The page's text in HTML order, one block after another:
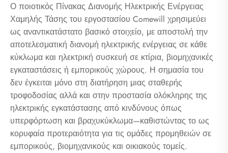
Ο ποιοτικός Πίνακας Διανομής Ηλεκτρικής Ενέργειας
Χαμηλής Τάσης του εργοστασίου Comewill χρησιμεύει
ως αναντικατάστατο βασικό στοιχείο, με αποστολή την
αποτελεσματική διανομή ηλεκτρικής ενέργειας σε κάθε
κύκλωμα και ηλεκτρική συσκευή σε κτίρια, βιομηχανικές
εγκαταστάσεις ή εμπορικούς χώρους. Η σημασία του
δεν έγκειται μόνο στη διατήρηση μιας σταθερής
τροφοδοσίας αλλά και στην προστασία ολόκληρης της
ηλεκτρικής εγκατάστασης από κινδύνους όπως
υπερφόρτωση και βραχυκύκλωμα—καθιστώντας το ως
κορυφαία προτεραιότητα για τις ομάδες προμηθειών σε
εμπορικούς, βιομηχανικούς και οικιακούς τομείς.